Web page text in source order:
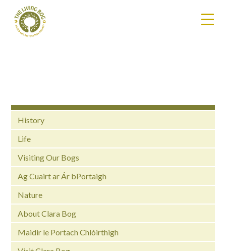
History
Life
Visiting Our Bogs
Ag Cuairt ar Ár bPortaigh
Nature
About Clara Bog
Maidir le Portach Chlóirthigh